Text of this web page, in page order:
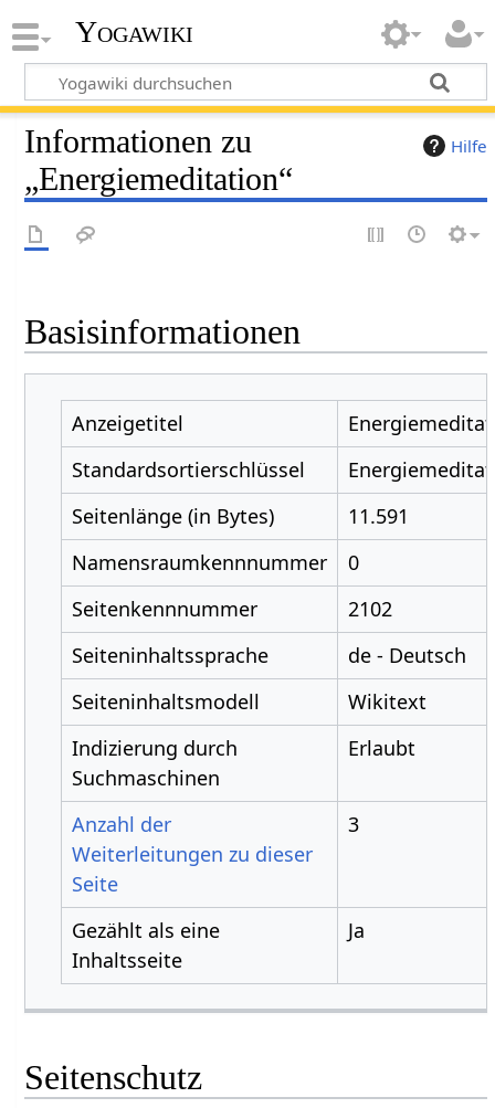
Yogawiki
Hilfe
Informationen zu
„Energiemeditation“
Basisinformationen
Anzeigetitel
Standardsortierschlüssel
Seitenlänge (in Bytes)
11.591
Namensraumkennnummer
0
Seitenkennnummer
2102
Seiteninhaltssprache
de - Deutsch
Seiteninhaltsmodell
Wikitext
Indizierung durch
Suchmaschinen
Erlaubt
Anzahl der
Weiterleitungen zu dieser
Seite
3
Gezählt als eine
Inhaltsseite
Ja
Seitenschutz